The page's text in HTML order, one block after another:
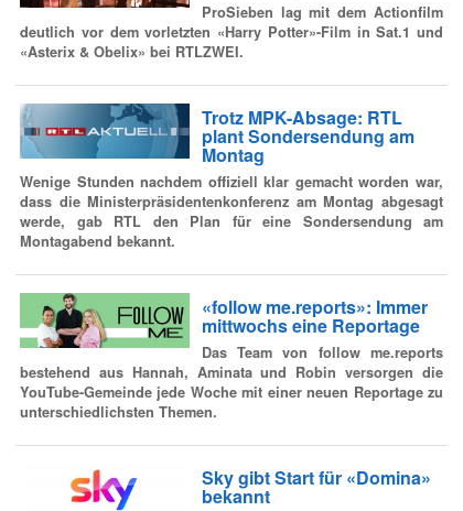
ProSieben lag mit dem Actionfilm
deutlich vor dem vorletzten «Harry Potter»-Film in Sat.1 und
«Asterix & Obelix» bei RTLZWEI.
Trotz MPK-Absage: RTL
plant Sondersendung am
Montag
Wenige Stunden nachdem offiziell klar gemacht worden war,
dass die Ministerpräsidentenkonferenz am Montag abgesagt
werde, gab RTL den Plan für eine Sondersendung am
Montagabend bekannt.
«follow me.reports»: Immer
mittwochs eine Reportage
Das Team von follow me.reports
bestehend aus Hannah, Aminata und Robin versorgen die
YouTube-Gemeinde jede Woche mit einer neuen Reportage zu
unterschiedlichsten Themen.
Sky gibt Start für «Domina»
bekannt